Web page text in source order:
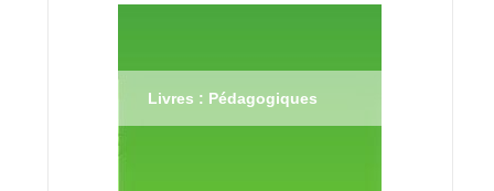
Livres : Pédagogiques